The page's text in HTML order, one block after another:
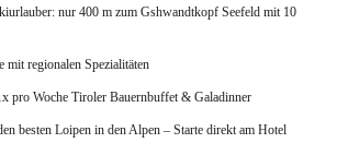
nur 400 m zum Gshwandtkopf Seefeld mit 10
mit regionalen Spezialitäten
pro Woche Tiroler Bauernbuffet & Galadinner
besten Loipen in den Alpen – Starte direkt am Hotel